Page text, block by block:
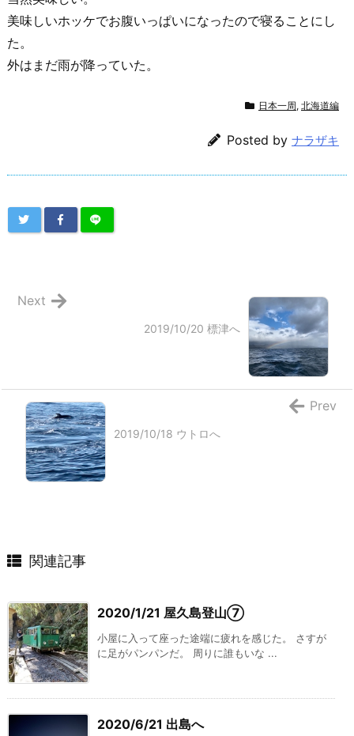
美味しいホッケでお腹いっぱいになったので寝ることにし
た。
外はまだ雨が降っていた。
日本一周, 北海道編
Posted by ナラザキ
2019/10/20 標津へ
Next
2019/10/18 ウトロへ
Prev
関連記事
2020/1/21 屋久島登山⑦
小屋に入って座った途端に疲れを感じた。 さすが
に足がパンパンだ。 周りに誰もいな ...
2020/6/21 出島へ